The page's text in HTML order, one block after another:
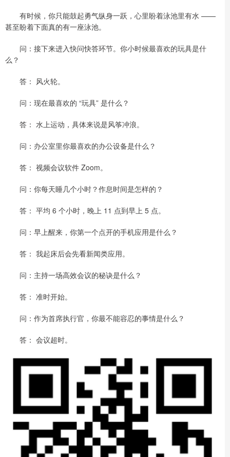
有时候，你只能鼓起勇气纵身一跃，心里盼着泳池里有水 ——
甚至盼着下面真的有一座泳池。
问：接下来进入快问快答环节。你小时候最喜欢的玩具是什
么？
答： 风火轮。
问：现在最喜欢的 “玩具” 是什么？
答： 水上运动，具体来说是风筝冲浪。
问：办公室里你最喜欢的办公设备是什么？
答： 视频会议软件 Zoom。
问：你每天睡几个小时？作息时间是怎样的？
答： 平均 6 个小时，晚上 11 点到早上 5 点。
问：早上醒来，你第一个点开的手机应用是什么？
答： 我起床后会先看新闻类应用。
问：主持一场高效会议的秘诀是什么？
答： 准时开始。
问：作为首席执行官，你最不能容忍的事情是什么？
答： 会议超时。